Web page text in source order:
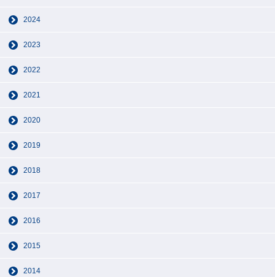
2024
2023
2022
2021
2020
2019
2018
2017
2016
2015
2014